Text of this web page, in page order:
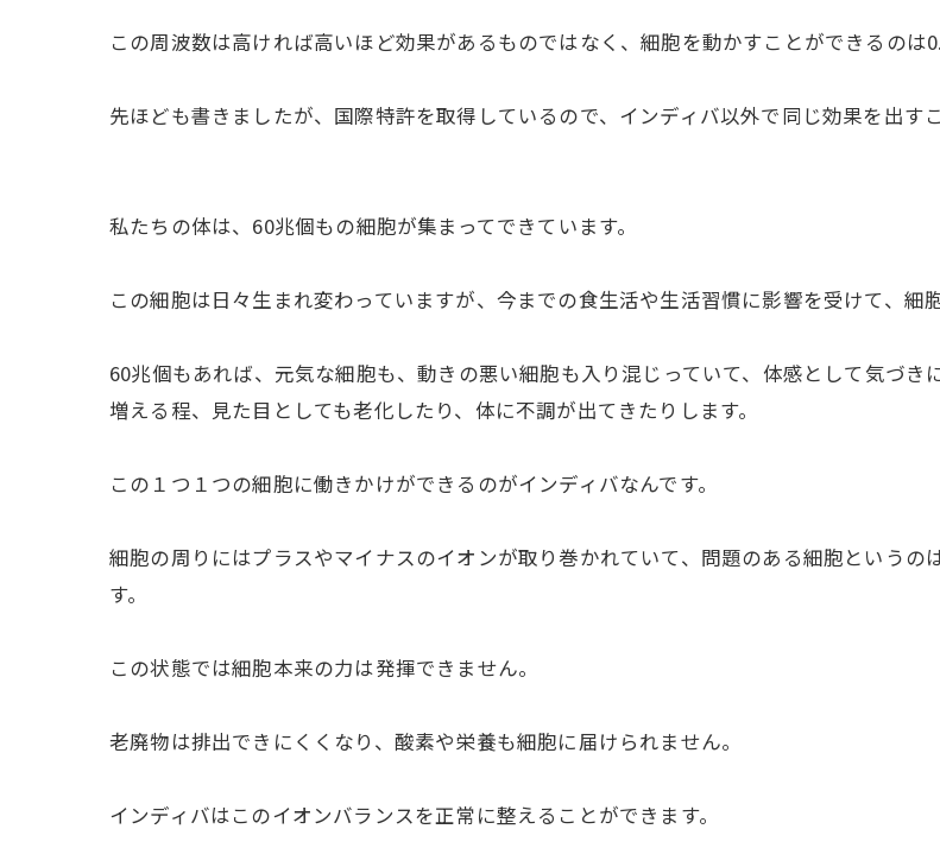
この周波数は高ければ高いほど効果があるものではなく、細胞を動かすことができるのは
先ほども書きましたが、国際特許を取得しているので、インディバ以外で同じ効果を出す
私たちの体は、60兆個もの細胞が集まってできています。
この細胞は日々生まれ変わっていますが、今までの食生活や生活習慣に影響を受けて、細
60兆個もあれば、元気な細胞も、動きの悪い細胞も入り混じっていて、体感として気づ
増える程、見た目としても老化したり、体に不調が出てきたりします。
この１つ１つの細胞に働きかけができるのがインディバなんです。
細胞の周りにはプラスやマイナスのイオンが取り巻かれていて、問題のある細胞という
す。
この状態では細胞本来の力は発揮できません。
老廃物は排出できにくくなり、酸素や栄養も細胞に届けられません。
インディバはこのイオンバランスを正常に整えることができます。